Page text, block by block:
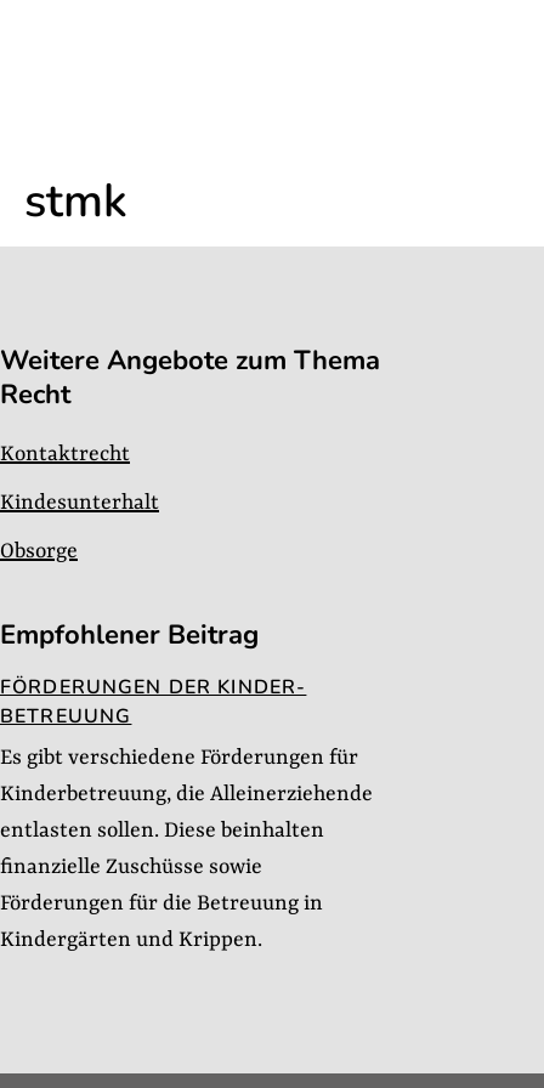
stmk
Weitere Angebote zum Thema
Recht
Kontaktrecht
Kindesunterhalt
Obsorge
Empfohlener Beitrag
FÖRDERUNGEN DER KINDER-
BETREUUNG
Es gibt verschiedene Förderungen für
Kinderbetreuung, die Alleinerziehende
entlasten sollen. Diese beinhalten
finanzielle Zuschüsse sowie
Förderungen für die Betreuung in
Kindergärten und Krippen.